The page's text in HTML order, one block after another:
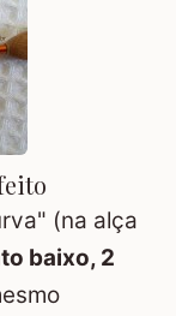
(na alça
baixo, 2